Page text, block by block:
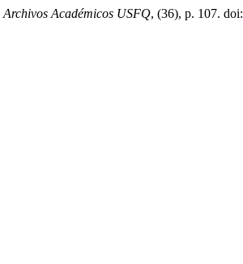
Archivos Académicos USFQ, (36), p. 107. doi: